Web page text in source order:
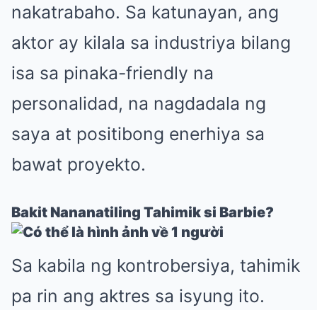
nakatrabaho. Sa katunayan, ang
aktor ay kilala sa industriya bilang
isa sa pinaka-friendly na
personalidad, na nagdadala ng
saya at positibong enerhiya sa
bawat proyekto.
Bakit Nananatiling Tahimik si Barbie?
Sa kabila ng kontrobersiya, tahimik
pa rin ang aktres sa isyung ito.